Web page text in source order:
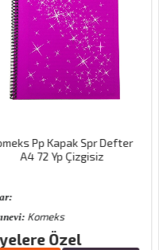
Gıpta Direct 60 Yp .kareli A4
Yazar:
Yayınevi:Gıpta
Üyelere Özel